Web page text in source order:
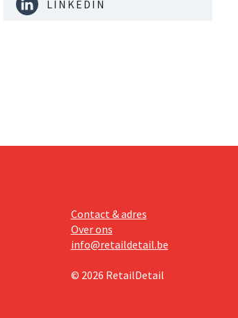
LINKEDIN
Contact & adres
Over ons
info@retaildetail.be
© 2026 RetailDetail